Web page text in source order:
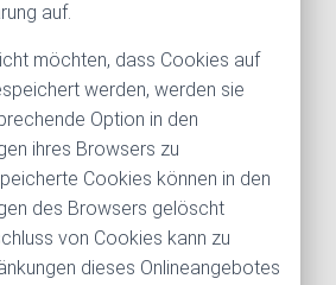
auf.
möchten, dass Cookies auf
werden, werden sie
Option in den
ihres Browsers zu
Cookies können in den
des Browsers gelöscht
von Cookies kann zu
dieses Onlineangebotes